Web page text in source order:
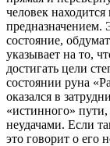
человек
предназначением.
состояние,
указывает на то,
достигать цели
состоянии руна
оказался в
«истинного»
неудачами. Если
это говорит о его